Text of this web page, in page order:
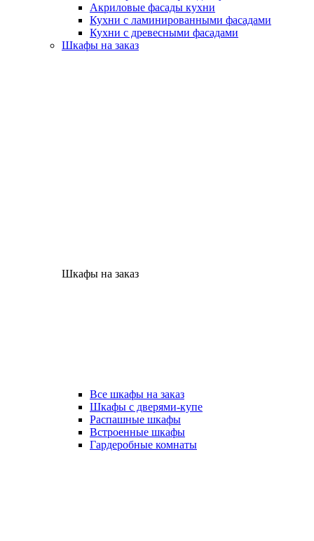
Акриловые фасады кухни
Кухни с ламинированными фасадами
Кухни с древесными фасадами
Шкафы на заказ
Шкафы на заказ
Все шкафы на заказ
Шкафы с дверями-купе
Распашные шкафы
Встроенные шкафы
Гардеробные комнаты